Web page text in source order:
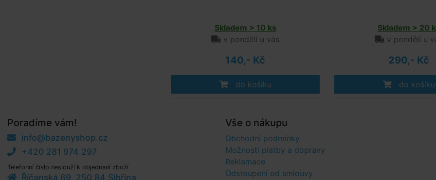
Skladem > 10 ks
v pondělí u vás
140,- Kč
do košíku
Skladem > 20
v pondělí u
290,- Kč
do košíku
Poradíme vám!
info@bazenyshop.cz
+420 281 974 297
Telefonní číslo neslouží k objednaní zboží
Říčanská 69, 250 84 Sibřina
Vše o nákupu
Obchodní podmínky
Možnosti platby a dopravy
Reklamace
Odstoupení od smlouvy